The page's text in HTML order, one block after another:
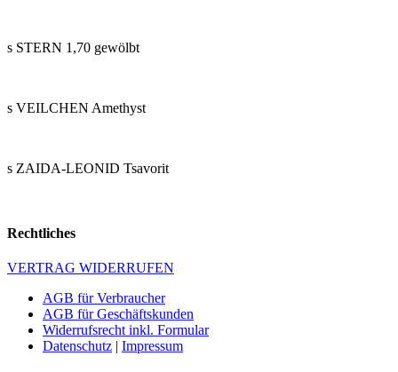
s STERN 1,70 gewölbt
s VEILCHEN Amethyst
s ZAIDA-LEONID Tsavorit
Rechtliches
VERTRAG WIDERRUFEN
AGB für Verbraucher
AGB für Geschäftskunden
Widerrufsrecht inkl. Formular
Datenschutz | Impressum